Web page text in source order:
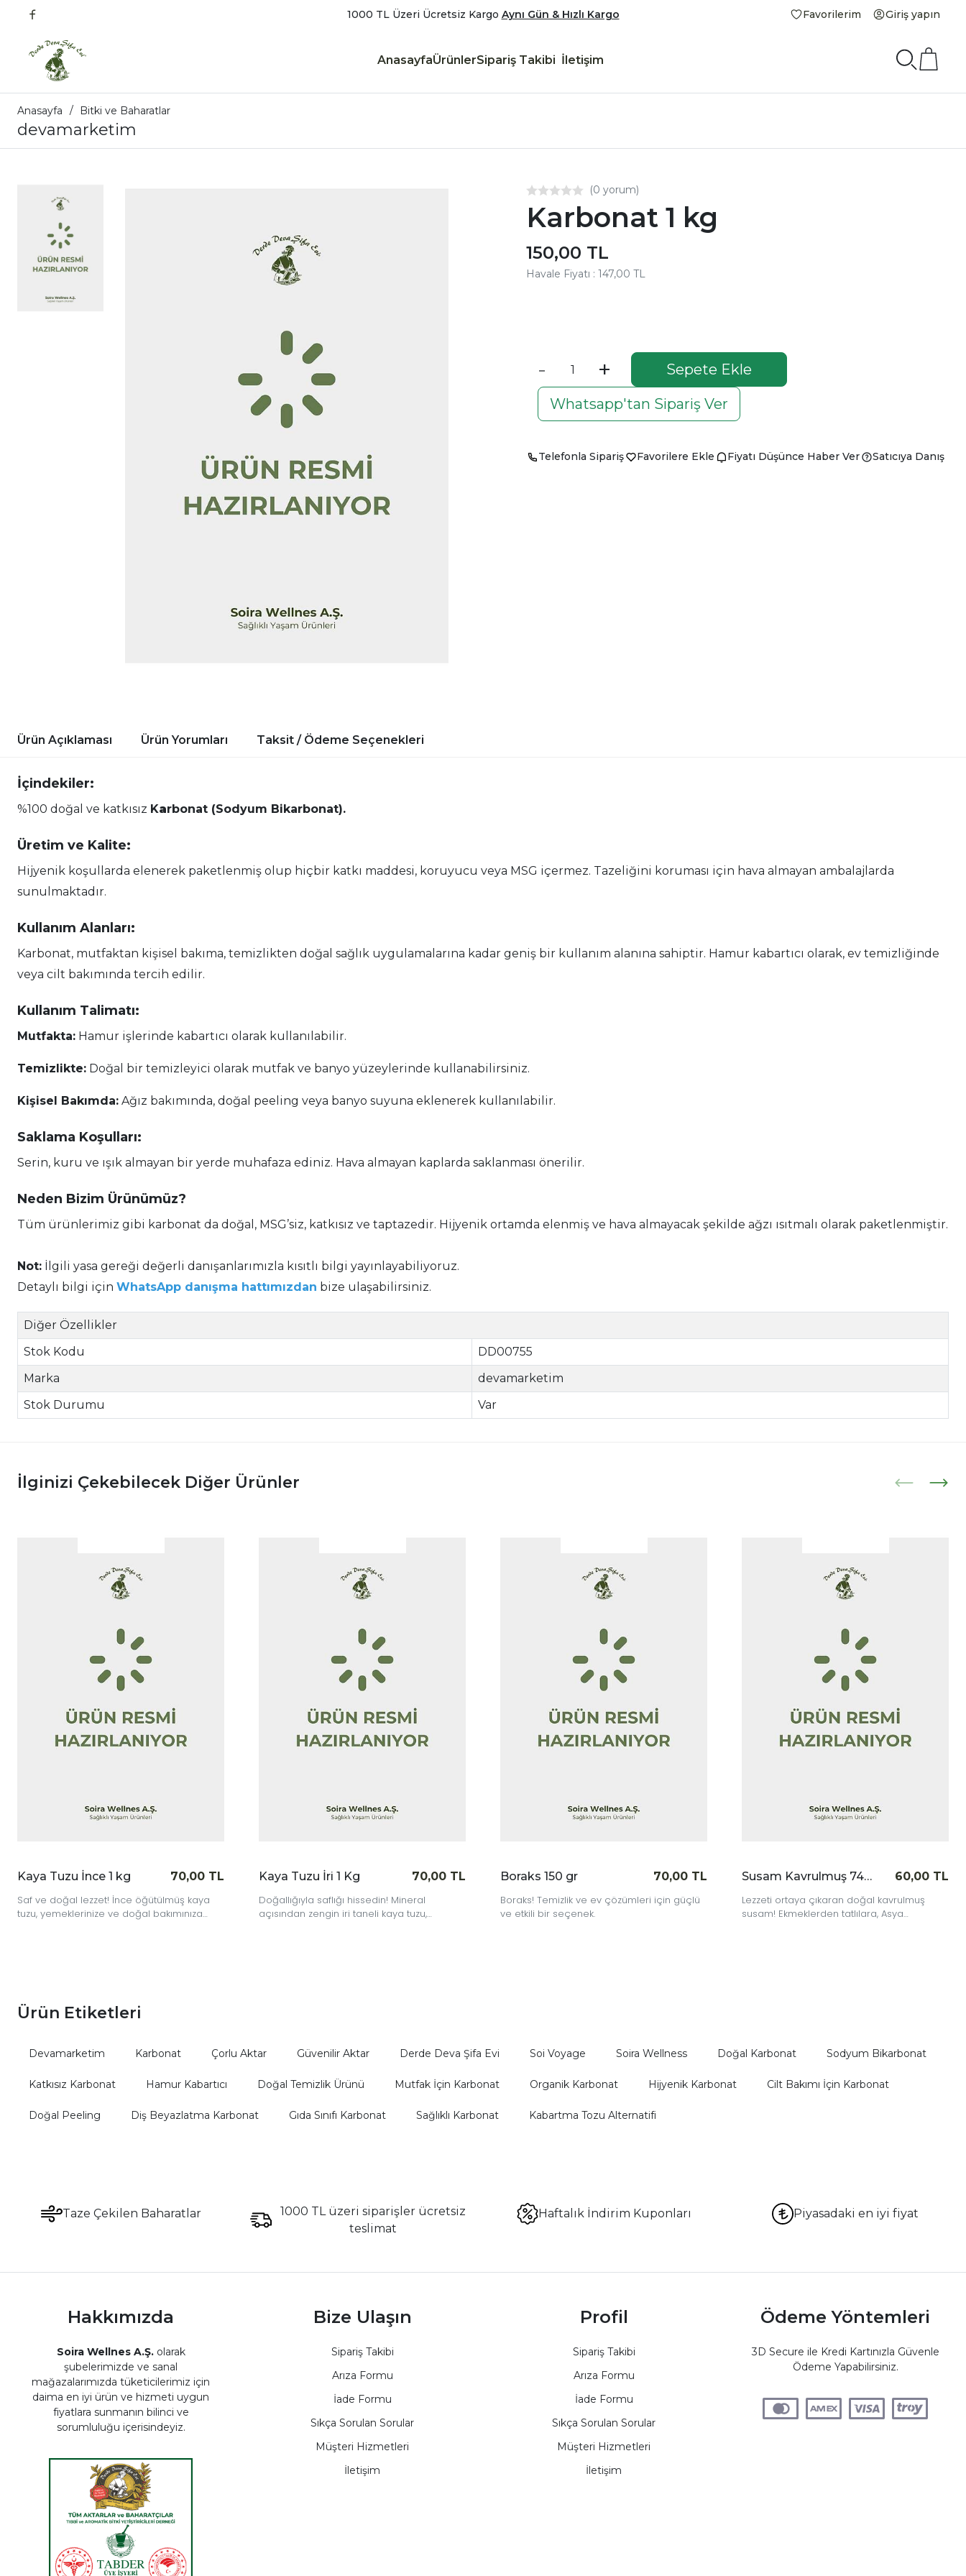
1000 TL Üzeri Ücretsiz Kargo Aynı Gün & Hızlı Kargo Favorilerim Giriş yapın
AnasayfaÜrünlerSipariş Takibi İletişim
Anasayfa Bitki ve Baharatlar
devamarketim
(0 yorum)
Karbonat 1 kg
150,00 TL
Havale Fiyatı : 147,00 TL
- +
Sepete Ekle
Whatsapp'tan Sipariş Ver
Telefonla Sipariş Favorilere Ekle Fiyatı Düşünce Haber Ver Satıcıya Danış
Ürün Açıklaması Taksit / Ödeme Seçenekleri
Ürün Yorumları
İçindekiler:
%100 doğal ve katkısız Karbonat (Sodyum Bikarbonat).
Üretim ve Kalite:
Hijyenik koşullarda elenerek paketlenmiş olup hiçbir katkı maddesi, koruyucu veya MSG içermez. Tazeliğini koruması için hava almayan ambalajlarda
sunulmaktadır.
Kullanım Alanları:
Karbonat, mutfaktan kişisel bakıma, temizlikten doğal sağlık uygulamalarına kadar geniş bir kullanım alanına sahiptir. Hamur kabartıcı olarak, ev temizliğinde
veya cilt bakımında tercih edilir.
Kullanım Talimatı:
Mutfakta: Hamur işlerinde kabartıcı olarak kullanılabilir.
Temizlikte: Doğal bir temizleyici olarak mutfak ve banyo yüzeylerinde kullanabilirsiniz.
Kişisel Bakımda: Ağız bakımında, doğal peeling veya banyo suyuna eklenerek kullanılabilir.
Saklama Koşulları:
Serin, kuru ve ışık almayan bir yerde muhafaza ediniz. Hava almayan kaplarda saklanması önerilir.
Neden Bizim Ürünümüz?
Tüm ürünlerimiz gibi karbonat da doğal, MSG’siz, katkısız ve taptazedir. Hijyenik ortamda elenmiş ve hava almayacak şekilde ağzı ısıtmalı olarak paketlenmiştir.
Not: İlgili yasa gereği değerli danışanlarımızla kısıtlı bilgi yayınlayabiliyoruz.
Detaylı bilgi için WhatsApp danışma hattımızdan bize ulaşabilirsiniz.
Diğer Özellikler
Stok Kodu
DD00755
Marka
devamarketim
Stok Durumu
Var
İlginizi Çekebilecek Diğer Ürünler
Kaya Tuzu İri 1 Kg
70,00 TL
Doğallığıyla saflığı hissedin! Mineral
açısından zengin iri taneli kaya tuzu,
Boraks 150 gr
70,00 TL
Boraks! Temizlik ve ev çözümleri için güçlü
ve etkili bir seçenek.
Susam Kavrulmuş 74 gr
60,00 TL
Lezzeti ortaya çıkaran doğal kavrulmuş
susam! Ekmeklerden tatlılara, Asya
Susam Çiğ 74 gr
60,00
En saf haliyle çiğ susam, hamur
tatlılara kadar birçok tarifte lezzet ve
Ürün Etiketleri
Devamarketim Karbonat Çorlu Aktar Güvenilir Aktar Derde Deva Şifa Evi Soi Voyage Soira Wellness Doğal Karbonat Sodyum Bikarbonat
Katkısız Karbonat Hamur Kabartıcı Doğal Temizlik Ürünü Mutfak İçin Karbonat Organik Karbonat Hijyenik Karbonat Cilt Bakımı İçin Karbonat
Doğal Peeling Diş Beyazlatma Karbonat Gıda Sınıfı Karbonat Sağlıklı Karbonat Kabartma Tozu Alternatifi
Taze Çekilen Baharatlar
1000 TL üzeri siparişler ücretsiz
teslimat
Haftalık İndirim Kuponları Piyasadaki en iyi fiyat
Hakkımızda
Soira Wellnes A.Ş.olarak
şubelerimizde ve sanal
mağazalarımızda tüketicilerimiz için
daima en iyi ürün ve hizmeti uygun
fiyatlara sunmanın bilinci ve
sorumluluğu içerisindeyiz.
Bize Ulaşın
Sipariş Takibi
Arıza Formu
İade Formu
Sıkça Sorulan Sorular
Müşteri Hizmetleri
İletişim
Profil
Sipariş Takibi
Arıza Formu
İade Formu
Sıkça Sorulan Sorular
Müşteri Hizmetleri
İletişim
Ödeme Yöntemleri
3D Secure ile Kredi Kartınızla Güvenle
Ödeme Yapabilirsiniz.